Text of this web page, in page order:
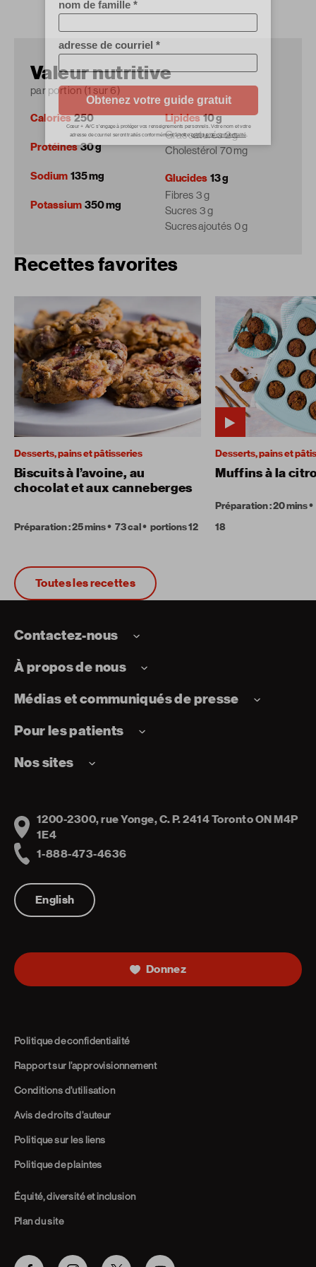
Valeur nutritive
par portion (1 sur 6)
Calories250
Protéines30 g
Sodium 135 mg
Potassium 350 mg
Lipides10 g
Gras saturés 2 g
Cholestérol 70 mg
Glucides 13 g
Fibres 3 g
Sucres 3 g
Sucres ajoutés 0 g
Recettes favorites
Desserts, pains et pâtisseries
Biscuits à l’avoine, au
chocolat et aux canneberges
Préparation : 25 mins 73 cal portions 12
Desserts, pains et
Muffins à la
Préparation : 20 mins
18
Toutes les recettes
Contactez-nous
À propos de nous
Médias et communiqués de presse
Pour les patients
Nos sites
Address
1200-2300, rue Yonge, C. P. 2414 Toronto ON M4P
1E4
1-888-473-4636
English
Donnez
Politique de confidentialité
Rapport sur l’approvisionnement
Conditions d’utilisation
Avis de droits d’auteur
Politique sur les liens
Politique de plaintes
Équité, diversité et inclusion
Plan du site